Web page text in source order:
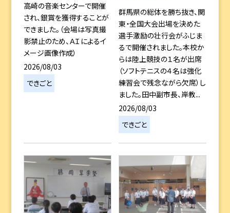
高崎の音楽センターで開催
され、銀賞を獲得することが
できました。（会場は写真撮
影禁止のため、ＡＩによるイ
メージ画像作成）
2026/08/03
できごと
群馬県の総体を勝ち抜き、関
東・全国大会出場を決めた
選手激励の壮行会がふじま
るで開催されました。本校か
らは陸上競技の１名が出席
（ソフトテニスの４名は強化
練習会で残念ながら欠席）し
ました。田中副市長、岸教...
2026/08/03
できごと